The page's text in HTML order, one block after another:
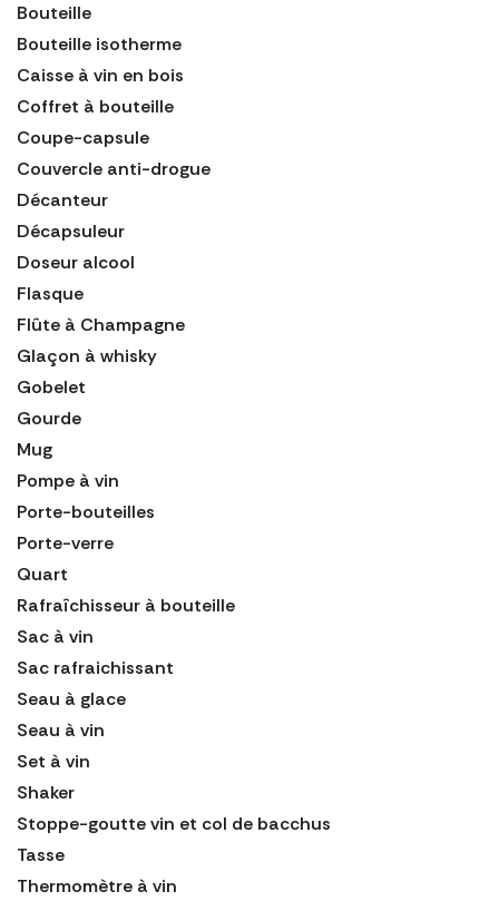
Bouteille
Bouteille isotherme
Caisse à vin en bois
Coffret à bouteille
Coupe-capsule
Couvercle anti-drogue
Décanteur
Décapsuleur
Doseur alcool
Flasque
Flûte à Champagne
Glaçon à whisky
Gobelet
Gourde
Mug
Pompe à vin
Porte-bouteilles
Porte-verre
Quart
Rafraîchisseur à bouteille
Sac à vin
Sac rafraichissant
Seau à glace
Seau à vin
Set à vin
Shaker
Stoppe-goutte vin et col de bacchus
Tasse
Thermomètre à vin